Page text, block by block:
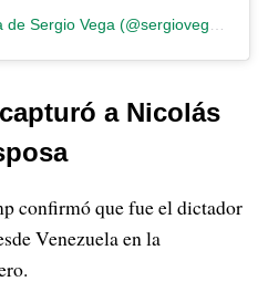
Una publicación compartida de Sergio Vega (@sergiovega228711)
a Nicolás
confirmó que fue el dictador
Venezuela en la